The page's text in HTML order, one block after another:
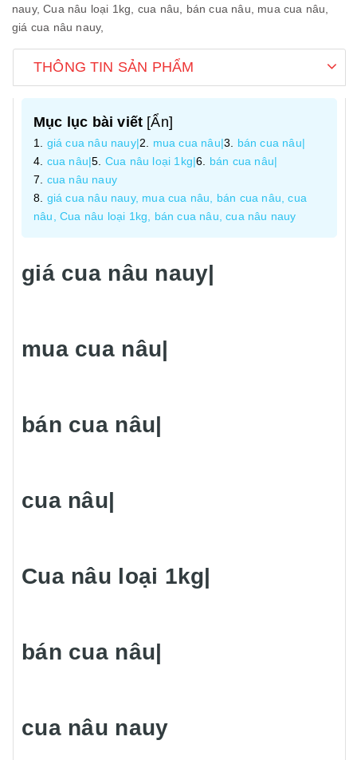
nauy,Cua nâu loại 1kg, cua nâu, bán cua nâu, mua cua nâu,
giá cua nâu nauy,
THÔNG TIN SẢN PHẨM
Mục lục bài viết [Ẩn]
giá cua nâu nauy| mua cua nâu|
bán cua nâu|
cua nâu|
Cua nâu loại 1kg|
bán cua nâu|
cua nâu nauy
giá cua nâu nauy, mua cua nâu, bán cua nâu, cua
nâu, Cua nâu loại 1kg, bán cua nâu, cua nâu nauy
giá cua nâu nauy|
mua cua nâu|
bán cua nâu|
cua nâu|
Cua nâu loại 1kg|
bán cua nâu|
cua nâu nauy